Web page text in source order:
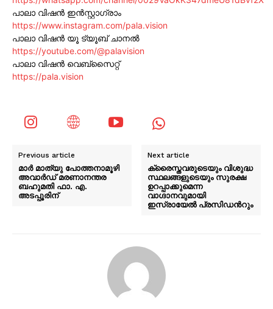
പാലാ വിഷൻ ഇൻസ്റ്റാഗ്രാം
https://www.instagram.com/pala.vision
പാലാ വിഷൻ യൂ ട്യൂബ് ചാനൽ
https://youtube.com/@palavision
പാലാ വിഷൻ വെബ്സൈറ്റ്
https://pala.vision
Previous article
മാർ മാത്യു പോത്തനാമൂഴി
അവാർഡ് മരണാനന്തര
ബഹുമതി ഫാ. എ.
അടപ്പൂരിന്
Next article
ക്രൈസ്തവരുടെയും വിശുദ്ധ
സ്ഥലങ്ങളുടെയും സുരക്ഷ
ഉറപ്പാക്കുമെന്ന
വാഗ്ദാനവുമായി
ഇസ്രായേൽ പ്രസിഡന്‍റും